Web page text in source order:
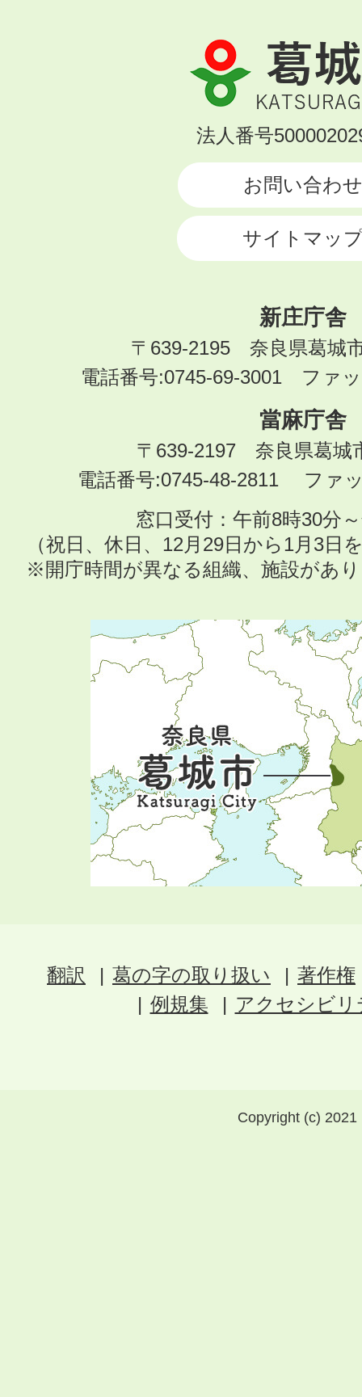
葛
城
市
KATSURAGI
法人番号
お問い合わせ
サイトマッ
新庄庁舎
〒639-2195 奈良県葛城
電話番号:0745-69-3001 ファ
當麻庁舎
〒639-2197 奈良県葛城
電話番号:0745-48-2811 ファ
窓口受付：午前8時30分
（祝日、休日、12月29日から1月3日
※開庁時間が異なる組織、施設があ
翻訳 葛の字の取り扱い
著作権
例規集
アクセシビ
Copyright (c)